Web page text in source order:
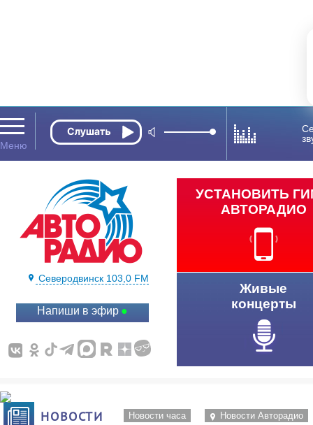
Северодвинск 103,0 FM
Напиши в эфир
УСТАНОВИТЬ
АВТОРАДИО
Живые
концерты
НОВОСТИ Новости часа Новости Авторадио